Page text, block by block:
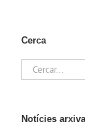
Cerca
Cerca
…
Notícies